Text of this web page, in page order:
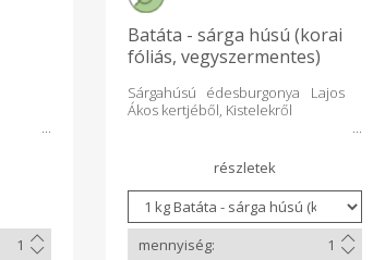
Batáta - sárga húsú (korai
fóliás, vegyszermentes)
Sárgahúsú édesburgonya Lajos
Ákos kertjéből, Kistelekről